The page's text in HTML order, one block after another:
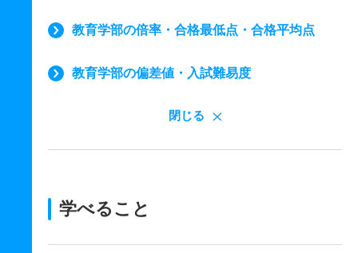
教育学部の倍率・合格最低点・合格平均点
教育学部の偏差値・入試難易度
閉じる
学べること